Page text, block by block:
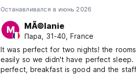
Останавливался в июнь 2026
M MÃ©lanie
Пара, 31-40, France
It was perfect for two nights! the
easily so we didn't have perfect
perfect, breakfast is good and the